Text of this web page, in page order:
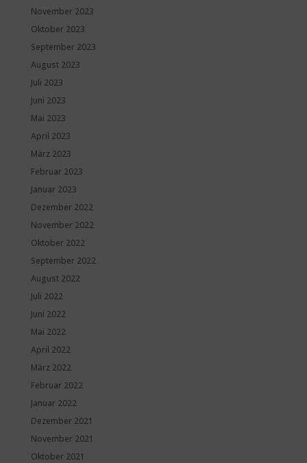
November 2023
Oktober 2023
September 2023
August 2023
Juli 2023
Juni 2023
Mai 2023
April 2023
März 2023
Februar 2023
Januar 2023
Dezember 2022
November 2022
Oktober 2022
September 2022
August 2022
Juli 2022
Juni 2022
Mai 2022
April 2022
März 2022
Februar 2022
Januar 2022
Dezember 2021
November 2021
Oktober 2021